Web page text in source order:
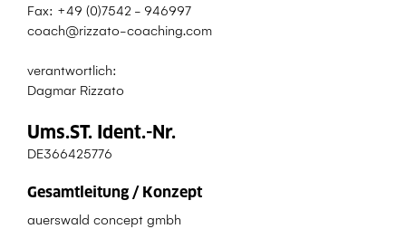
Fax: +49 (0)7542 - 946997
coach@rizzato-coaching.com
verantwortlich:
Dagmar Rizzato
Ums.ST. Ident.-Nr.
DE366425776
Gesamtleitung / Konzept
auerswald concept gmbh